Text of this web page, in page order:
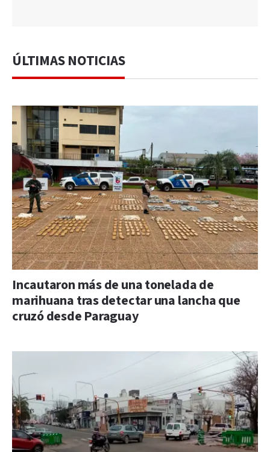
ÚLTIMAS NOTICIAS
Incautaron más de una tonelada de
marihuana tras detectar una lancha que
cruzó desde Paraguay